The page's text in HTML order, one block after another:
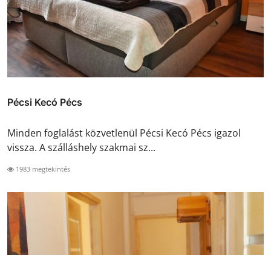
Pécsi Kecó Pécs
Minden foglalást közvetlenül Pécsi Kecó Pécs igazol
vissza. A szálláshely szakmai sz...
1983 megtekintés